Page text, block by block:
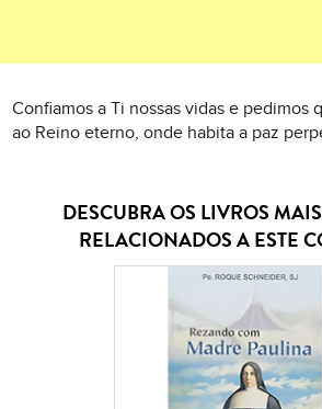
Confiamos a Ti nossas vidas e pedimos
ao Reino eterno, onde habita a paz
DESCUBRA OS LIVROS
RELACIONADOS A ESTE